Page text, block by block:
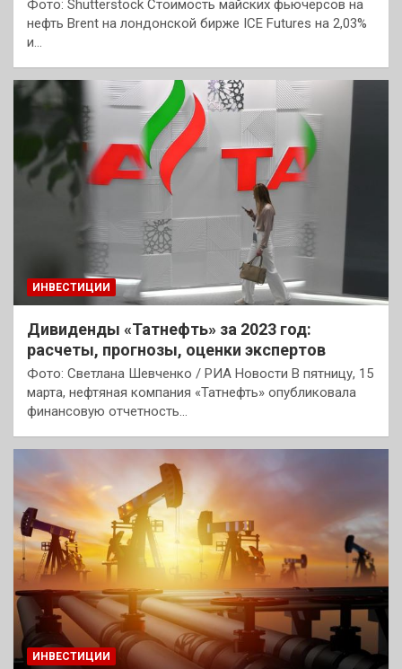
Фото: Shutterstock Стоимость майских фьючерсов на
нефть Brent на лондонской бирже ICE Futures на 2,03%
и…
ИНВЕСТИЦИИ
Дивиденды «Татнефть» за 2023 год:
расчеты, прогнозы, оценки экспертов
Фото: Светлана Шевченко / РИА Новости В пятницу, 15
марта, нефтяная компания «Татнефть» опубликовала
финансовую отчетность…
ИНВЕСТИЦИИ